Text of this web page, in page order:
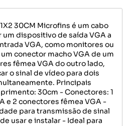
30CM Microfins é um cabo
dispositivo de saída VGA a
VGA, como monitores ou
conector macho VGA de um
fêmea VGA do outro lado,
o sinal de vídeo para dois
Principais
30cm - Conectores: 1
e 2 conectores fêmea VGA -
para transmissão de sinal
usar e instalar - Ideal para